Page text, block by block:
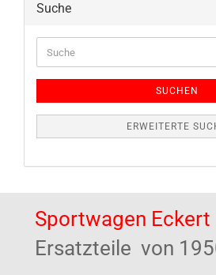
Suche
SUCHEN
ERWEITERTE
Sportwagen Eckert
Ersatzteile von